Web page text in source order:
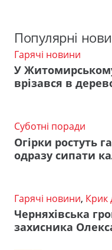
Популярні
Гарячі новини
У
врізався в
Суботні поради
Огірки ростуть
одразу сипати
Гарячі новини, Крик
Черняхівська
захисника